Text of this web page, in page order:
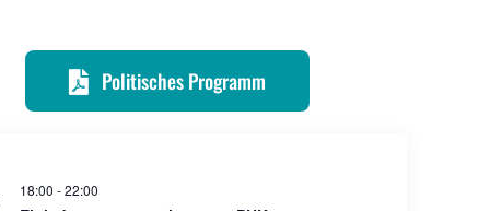
Politisches Programm
18:00 -22:00